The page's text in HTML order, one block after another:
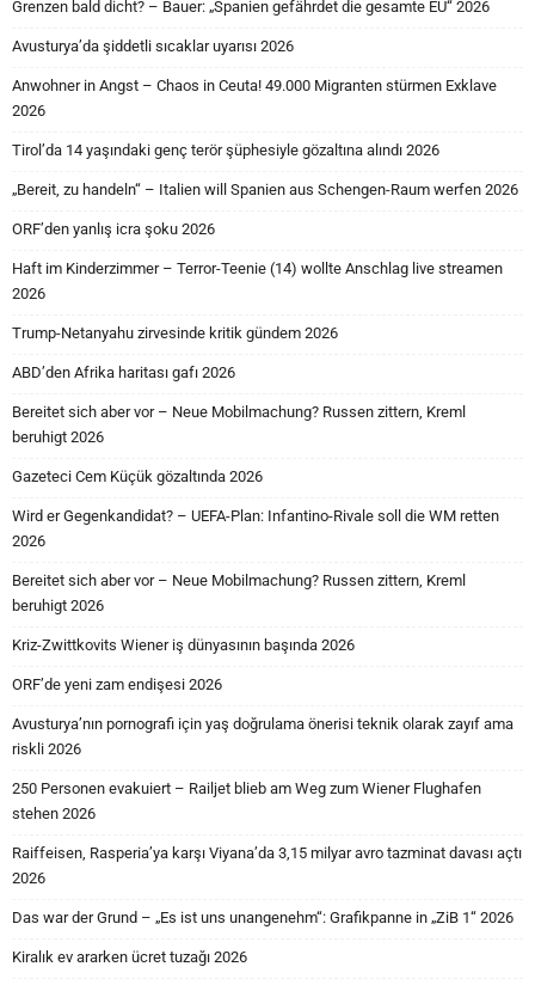
Grenzen bald dicht? – Bauer: „Spanien gefährdet die gesamte EU“ 2026
Avusturya’da şiddetli sıcaklar uyarısı 2026
Anwohner in Angst – Chaos in Ceuta! 49.000 Migranten stürmen Exklave
2026
Tirol’da 14 yaşındaki genç terör şüphesiyle gözaltına alındı 2026
„Bereit, zu handeln“ – Italien will Spanien aus Schengen-Raum werfen 2026
ORF’den yanlış icra şoku 2026
Haft im Kinderzimmer – Terror-Teenie (14) wollte Anschlag live streamen
2026
Trump-Netanyahu zirvesinde kritik gündem 2026
ABD’den Afrika haritası gafı 2026
Bereitet sich aber vor – Neue Mobilmachung? Russen zittern, Kreml
beruhigt 2026
Gazeteci Cem Küçük gözaltında 2026
Wird er Gegenkandidat? – UEFA-Plan: Infantino-Rivale soll die WM retten
2026
Bereitet sich aber vor – Neue Mobilmachung? Russen zittern, Kreml
beruhigt 2026
Kriz-Zwittkovits Wiener iş dünyasının başında 2026
ORF’de yeni zam endişesi 2026
Avusturya’nın pornografi için yaş doğrulama önerisi teknik olarak zayıf ama
riskli 2026
250 Personen evakuiert – Railjet blieb am Weg zum Wiener Flughafen
stehen 2026
Raiffeisen, Rasperia’ya karşı Viyana’da 3,15 milyar avro tazminat davası açtı
2026
Das war der Grund – „Es ist uns unangenehm“: Grafikpanne in „ZiB 1“ 2026
Kiralık ev ararken ücret tuzağı 2026